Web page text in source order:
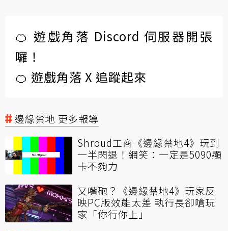
🍊 遊戲角落 Discord 伺服器開張
囉！
🍊 遊戲角落 X 追蹤起來
邊緣禁地 更多報導
Shroud工商《邊緣禁地4》玩到
一半閃退！網笑：一定是5090顯
卡不夠力
又嘴砲？《邊緣禁地4》玩家反
映PC版效能太差 執行長卻嗆玩
家「你行你上」